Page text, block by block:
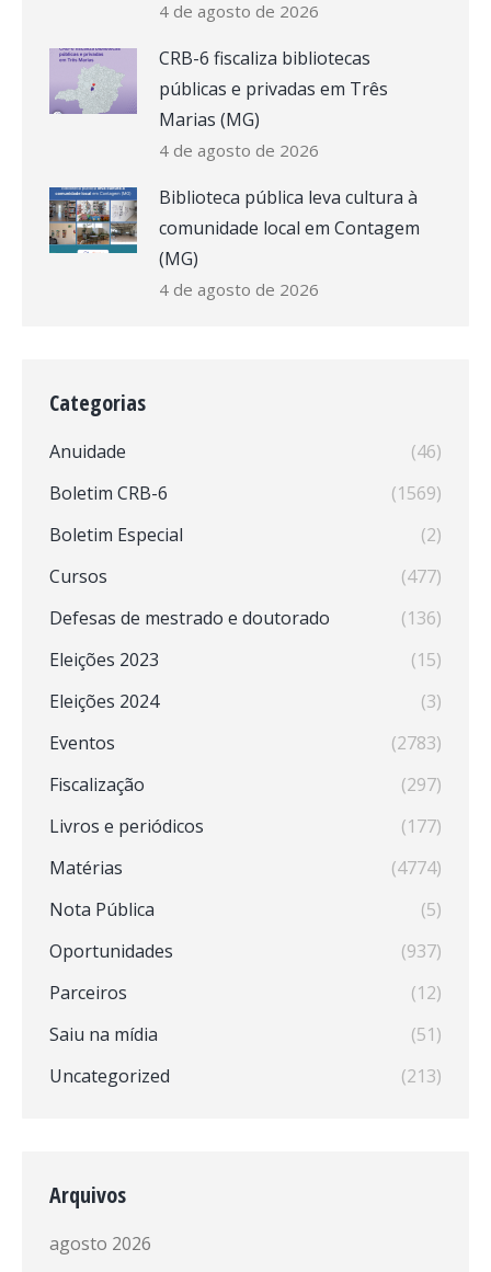
4 de agosto de 2026
CRB-6 fiscaliza bibliotecas
públicas e privadas em Três
Marias (MG)
4 de agosto de 2026
Biblioteca pública leva cultura à
comunidade local em Contagem
(MG)
4 de agosto de 2026
Categorias
Anuidade
(46)
Boletim CRB-6
(1569)
Boletim Especial
(2)
Cursos
(477)
Defesas de mestrado e doutorado
(136)
Eleições 2023
(15)
Eleições 2024
(3)
Eventos
(2783)
Fiscalização
(297)
Livros e periódicos
(177)
Matérias
(4774)
Nota Pública
(5)
Oportunidades
(937)
Parceiros
(12)
Saiu na mídia
(51)
Uncategorized
(213)
Arquivos
agosto 2026